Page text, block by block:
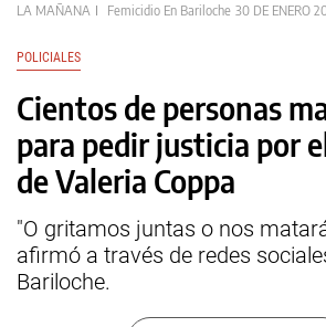
LA MAÑANA Femicidio En Bariloche 30 DE ENERO
POLICIALES
Cientos de personas
para pedir justicia por
de Valeria Coppa
"O gritamos juntas o nos
afirmó a través de redes
Bariloche.